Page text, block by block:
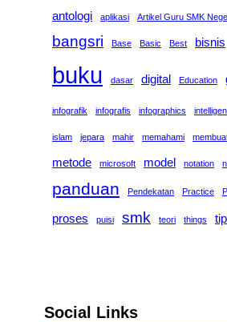
antologi aplikasi Artikel Guru SMK
bangsri Base Basic Best bisnis
buku dasar digital Education
infografik infografis infographics
islam jepara mahir memahami
metode
microsoft model notation
panduan Pendekatan Practice
proses puisi smk teori things
Social Links